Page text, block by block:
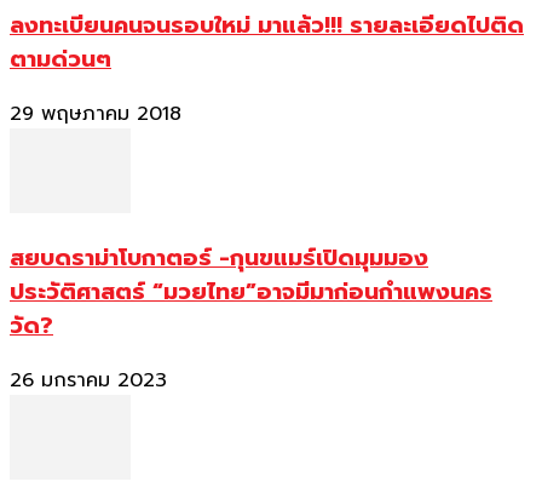
ลงทะเบียนคนจนรอบใหม่ มาแล้ว!!! รายละเอียดไปติด
ตามด่วนๆ
29 พฤษภาคม 2018
สยบดราม่าโบกาตอร์ -กุนขแมร์เปิดมุมมอง
ประวัติศาสตร์ “มวยไทย”อาจมีมาก่อนกำแพงนคร
วัด?
26 มกราคม 2023